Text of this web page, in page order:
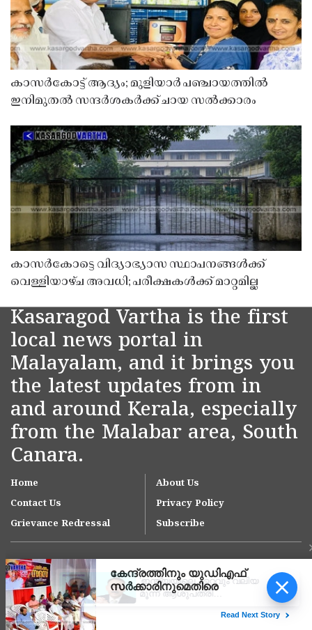
കാസർകോട്ട് ആദ്യം; മുളിയാർ പഞ്ചായത്തിൽ
ഇനിമുതൽ സന്ദർശകർക്ക് ചായ സൽക്കാരം
കാസർകോട്ടെ വിദ്യാഭ്യാസ സ്ഥാപനങ്ങൾക്ക്
വെള്ളിയാഴ്ച അവധി; പരീക്ഷകൾക്ക് മാറ്റമില്ല
Kasaragod Vartha is the first
local news portal in
Malayalam, and it brings you
the latest updates from in
and around Kerala, especially
from the Malabar area, South
Canara.
Home
About Us
Contact Us
Privacy Policy
Grievance Redressal
Subscribe
'ഇന്ത്യയിലെ ഏറ്റവും വലിയ
മൂന്ന് ആശുപത്രി
ആസ്റ്റർ ഡിഎം ക്വാളിറ്റി